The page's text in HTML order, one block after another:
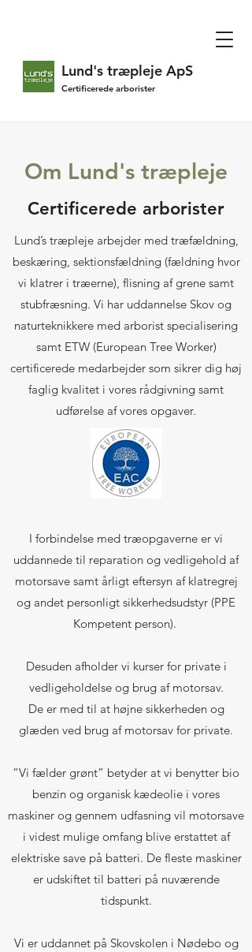
Certificerede arborister
Lund's træpleje ApS
Om Lund's træpleje
Certificerede arborister
Lund’s træpleje arbejder med træfældning,
beskæring, sektionsfældning (fældning hvor
vi klatrer i træerne), flisning af grene samt
stubfræsning. Vi har uddannelse Skov og
naturteknikkere med arborist specialisering
samt ETW (European Tree Worker)
certificerede medarbejder som sikrer dig høj
faglig kvalitet i vores rådgivning samt
udførelse af vores opgaver.
I forbindelse med træopgaverne er vi
uddannede til reparation og vedligehold af
motorsave samt årligt eftersyn af klatregrej
og andet personligt sikkerhedsudstyr (PPE
Kompetent person).
Desuden afholder vi kurser for private i
vedligeholdelse og brug af motorsav.
De er med til at højne sikkerheden og
glæden ved brug af motorsav for private.
“Vi fælder grønt” betyder at vi benytter bio
benzin og organisk kædeolie i vores
maskiner og gennem udfasning vil motorsave
i videst mulige omfang blive erstattet af
elektriske save på batteri. De fleste maskiner
er udskiftet til batteri på nuværende
tidspunkt.
Vi er uddannet på Skovskolen i Nødebo og